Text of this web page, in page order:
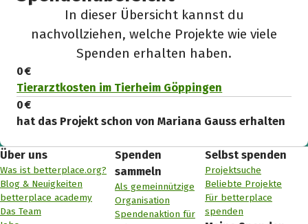
In dieser Übersicht kannst du
nachvollziehen, welche Projekte wie viele
Spenden erhalten haben.
0 €
Tierarztkosten im Tierheim Göppingen
0 €
hat das Projekt schon von Mariana Gauss erhalten
Über uns
Was ist betterplace.org?
Blog & Neuigkeiten
betterplace academy
Das Team
Spenden
sammeln
Als gemeinnützige
Organisation
Spendenaktion für
Selbst spenden
Projektsuche
Beliebte Projekte
Für betterplace
spenden